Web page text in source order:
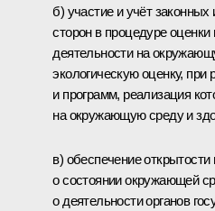
б) участие и учёт
сторон в процедуре оценки
деятельности на
экологическую оценку, при
и программ, реализация
на окружающую среду и
в) обеспечение
о состоянии окружающей
о деятельности органов